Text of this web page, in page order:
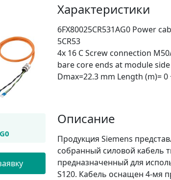
Характеристики
6FX80025CR531AG0 Power
5CR53
4x 16 C Screw connection
bare core ends at module side
Dmax=22.3 mm Length (m)= 0
Описание
Продукция Siemens
собранный силовой кабель
предназначенный для
S120. Кабель оснащен 4-мя